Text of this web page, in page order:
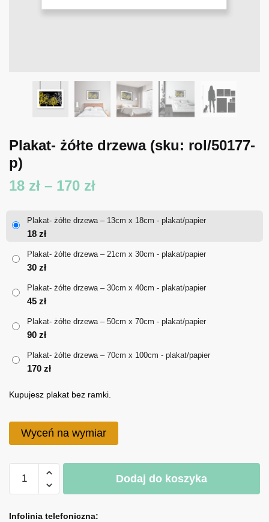
Plakat- żółte drzewa (sku: rol/50177-
p)
18 zł – 170 złZakres
18 zł
Plakat- żółte drzewa – 13cm x 18cm - plakat/papier
18 zł
Plakat- żółte drzewa – 21cm x 30cm - plakat/papier
30 zł
Plakat- żółte drzewa – 30cm x 40cm - plakat/papier
45 zł
Plakat- żółte drzewa – 50cm x 70cm - plakat/papier
90 zł
Plakat- żółte drzewa – 70cm x 100cm - plakat/papier
170 zł
Kupujesz plakat bez ramki.
Wyceń na wymiar
Plakat-
drzewa
Dodaj do koszyka
lInfolinia telefoniczna: